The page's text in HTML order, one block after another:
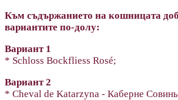
Към съдържанието на кошницата
вариантите по-долу:
Вариант 1
* Schloss Bockfliess Rosé;
Вариант 2
* Cheval de Katarzyna - Каберне